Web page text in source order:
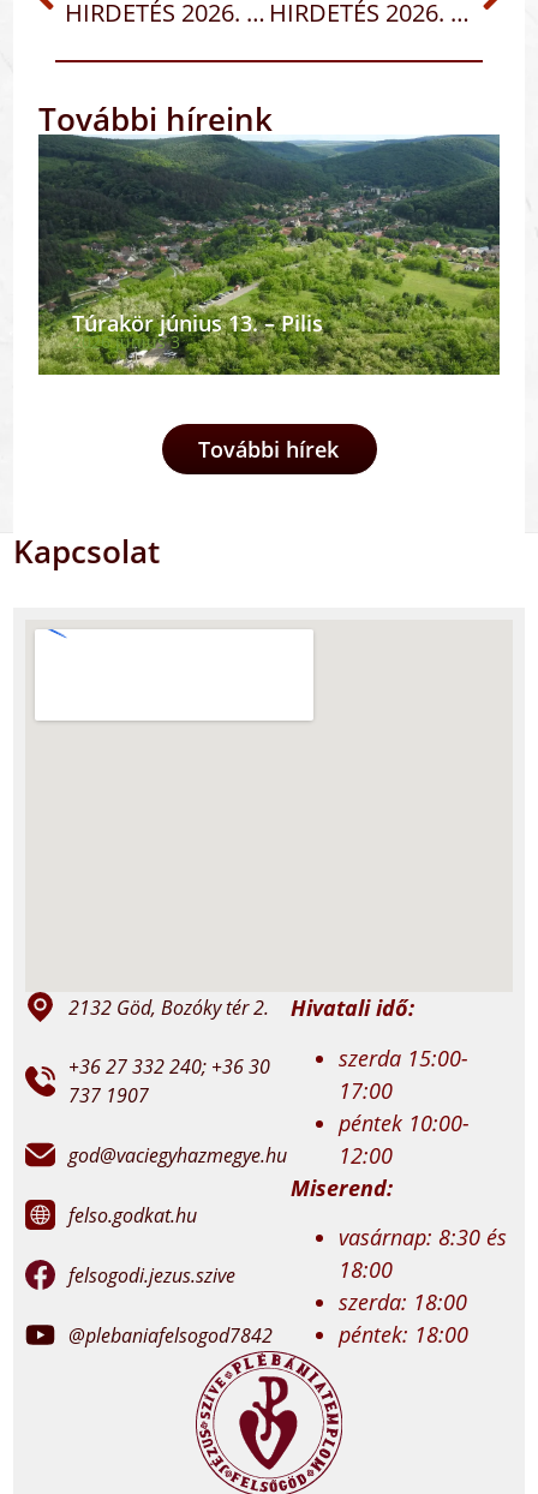
HIRDETÉS 2026. febr. 8-15. – ÉVKÖZI 5. VASÁRNAP HIRDETÉS 2026. febr. 15-22. – ÉVKÖZI 6. VASÁRNAP
További híreink
Túrakör június 13. – Pilis
2026 június 3
További hírek
Kapcsolat
2132 Göd, Bozóky tér 2.
+36 27 332 240; +36 30
737 1907
god@vaciegyhazmegye.hu
felso.godkat.hu
felsogodi.jezus.szive
@plebaniafelsogod7842
Hivatali idő:
szerda 15:00-
17:00
péntek 10:00-
12:00
Miserend:
vasárnap: 8:30 és
18:00
szerda: 18:00
péntek: 18:00